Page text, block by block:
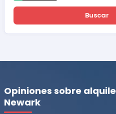
Buscar
Opiniones sobre
Newark